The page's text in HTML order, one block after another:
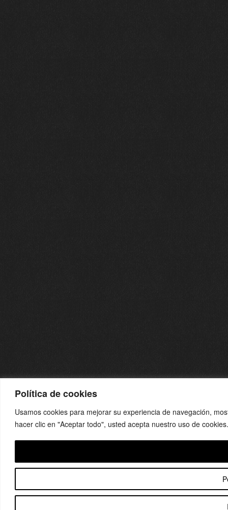
Política de cookies
Usamos cookies para mejorar su experiencia de navegación,
hacer clic en "Aceptar todo", usted acepta nuestro uso de cookies.